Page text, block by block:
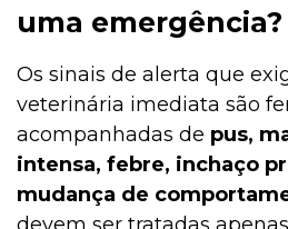
uma emergência?
Os sinais de alerta que
veterinária imediata são
acompanhadas de pus,
intensa, febre, inchaço
mudança de